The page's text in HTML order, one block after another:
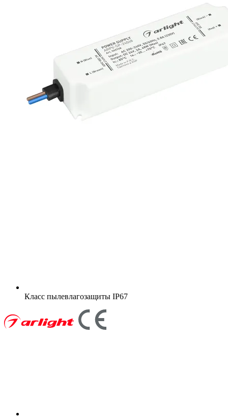
Класс пылевлагозащиты IP67